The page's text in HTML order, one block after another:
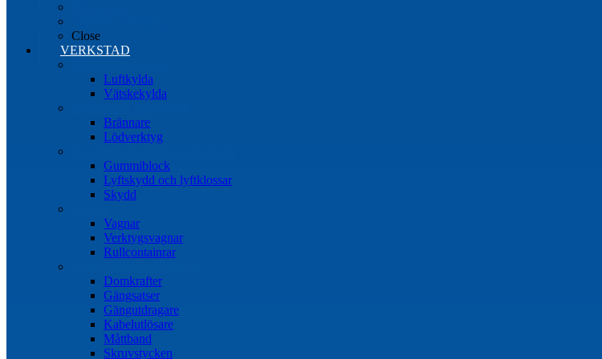
Close
VERKSTAD
Luftkylda
Vätskekylda
Brännare
Lödverktyg
Gummiblock
Lyftskydd och lyftklossar
Skydd
Vagnar
Verktygsvagnar
Rullcontainrar
Domkrafter
Gängsatser
Gängutdragare
Kabelutlösare
Måttband
Skruvstycken